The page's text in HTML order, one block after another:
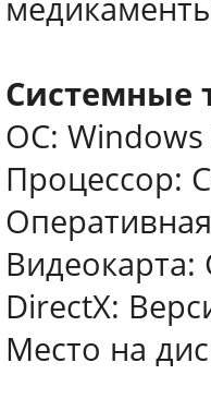
Системные
ОС: Windows
Процессор:
Видеокарта:
DirectX:
Место на